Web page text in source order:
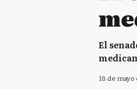
El
18 de mayo